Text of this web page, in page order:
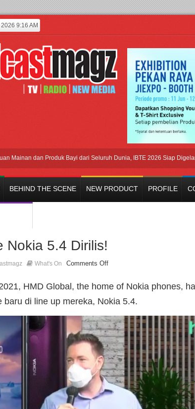
9:16 AM
dan Produk Bayi dari Seluruh Dunia, IBTE 2026 Siap Digelar!
BEHIND THE SCENE NEW PRODUCT PROFILE
Nokia 5.4 Dirilis!
What's On Comments Off
HMD Global, the home of Nokia phones,
baru di line up mereka, Nokia 5.4.